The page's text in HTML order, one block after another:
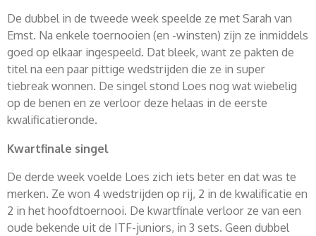
De dubbel in de tweede week speelde ze met Sarah van
Emst. Na enkele toernooien (en -winsten) zijn ze inmiddels
goed op elkaar ingespeeld. Dat bleek, want ze pakten de
titel na een paar pittige wedstrijden die ze in super
tiebreak wonnen. De singel stond Loes nog wat wiebelig
op de benen en ze verloor deze helaas in de eerste
kwalificatieronde.
Kwartfinale singel
De derde week voelde Loes zich iets beter en dat was te
merken. Ze won 4 wedstrijden op rij, 2 in de kwalificatie en
2 in het hoofdtoernooi. De kwartfinale verloor ze van een
oude bekende uit de ITF-juniors, in 3 sets. Geen dubbel